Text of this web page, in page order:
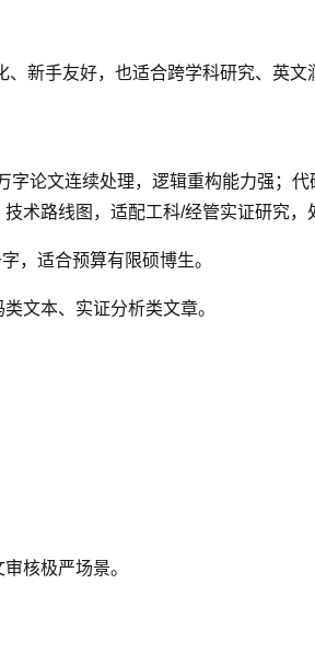
新手友好，也适合跨学科研究、英文
字论文连续处理，逻辑重构能力强；
术路线图，适配工科/经管实证研究，
，适合预算有限硕博生。
文本、实证分析类文章。
核极严场景。